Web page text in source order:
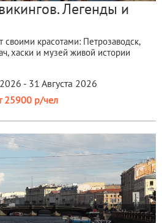
Легенды и
своими красотами: Петрозаводск,
хаски и музей живой истории
- 31 Августа 2026
25900 р/чел